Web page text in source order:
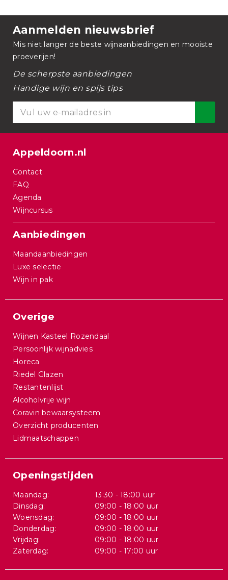
Aanmelden nieuwsbrief
Mis niet langer de beste wijnaanbiedingen en mooiste
proeverijen!
De scherpste aanbiedingen
Handige wijn en spijs tips
Appeldoorn.nl
Contact
FAQ
Agenda
Wijncursus
Aanbiedingen
Maandaanbiedingen
Luxe selectie
Wijn in pak
Overige
Wijnen Kasteel Rozendaal
Persoonlijk wijnadvies
Horeca
Riedel Glazen
Restantenlijst
Alcoholvrije wijn
Coravin bewaarsysteem
Overzicht producenten
Lidmaatschappen
Openingstijden
Maandag:
13:30 - 18:00 uur
Dinsdag:
09:00 - 18:00 uur
Woensdag:
09:00 - 18:00 uur
Donderdag:
09:00 - 18:00 uur
Vrijdag:
09:00 - 18:00 uur
Zaterdag:
09:00 - 17:00 uur